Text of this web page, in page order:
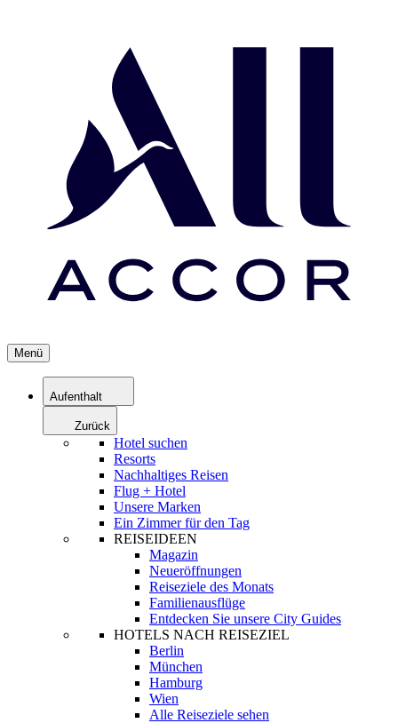
Menü
Aufenthalt
Zurück
Hotel suchen
Resorts
Nachhaltiges Reisen
Flug + Hotel
Unsere Marken
Ein Zimmer für den Tag
REISEIDEEN
Magazin
Neueröffnungen
Reiseziele des Monats
Familienausflüge
Entdecken Sie unsere City Guides
HOTELS NACH REISEZIEL
Berlin
München
Hamburg
Wien
Alle Reiseziele sehen